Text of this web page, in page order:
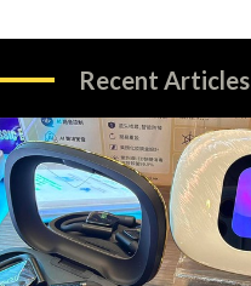
Recent Articles